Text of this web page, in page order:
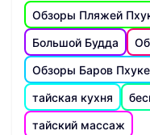
Обзоры Пляжей
Большой Будда
Обзоры Баров
тайская кухня
тайский массаж